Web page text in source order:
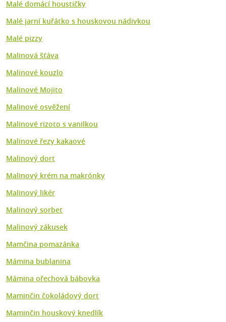
Malé domácí houstičky
Malé jarní kuřátko s houskovou nádivkou
Malé pizzy
Malinová šťáva
Malinové kouzlo
Malinové Mojito
Malinové osvěžení
Malinové rizoto s vanilkou
Malinové řezy kakaové
Malinový dort
Malinový krém na makrónky
Malinový likér
Malinový sorbet
Malinový zákusek
Mamčina pomazánka
Mámina bublanina
Mámina ořechová bábovka
Maminčin čokoládový dort
Maminčin houskový knedlík